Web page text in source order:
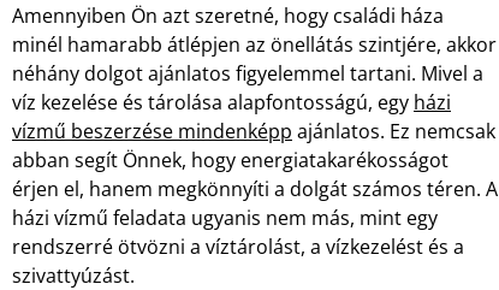
Amennyiben Ön azt szeretné, hogy családi háza
minél hamarabb átlépjen az önellátás szintjére, akkor
néhány dolgot ajánlatos figyelemmel tartani. Mivel a
víz kezelése és tárolása alapfontosságú, egy házi
vízmű beszerzése mindenképp ajánlatos. Ez nemcsak
abban segít Önnek, hogy energiatakarékosságot
érjen el, hanem megkönnyíti a dolgát számos téren. A
házi vízmű feladata ugyanis nem más, mint egy
rendszerré ötvözni a víztárolást, a vízkezelést és a
szivattyúzást.